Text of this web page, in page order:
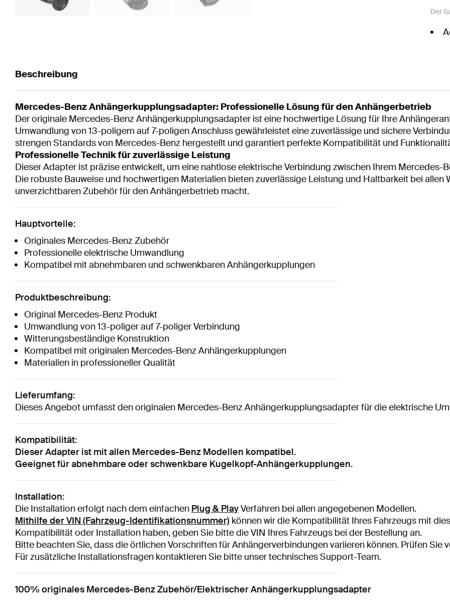
Der
Beschreibung
Mercedes-Benz Anhängerkupplungsadapter: Professionelle Lösung für den Anhängerbetrieb
Der originale Mercedes-Benz Anhängerkupplungsadapter ist eine hochwertige Lösung für Ihre
Umwandlung von 13-poligem auf 7-poligen Anschluss gewährleistet eine zuverlässige und sichere
strengen Standards von Mercedes-Benz hergestellt und garantiert perfekte Kompatibilität und
Professionelle Technik für zuverlässige Leistung
Dieser Adapter ist präzise entwickelt, um eine nahtlose elektrische Verbindung zwischen Ihrem Mercedes-
Die robuste Bauweise und hochwertigen Materialien bieten zuverlässige Leistung und Haltbarkeit bei allen
unverzichtbaren Zubehör für den Anhängerbetrieb macht.
Hauptvorteile:
Originales Mercedes-Benz Zubehör
Professionelle elektrische Umwandlung
Kompatibel mit abnehmbaren und schwenkbaren Anhängerkupplungen
Produktbeschreibung:
Original Mercedes-Benz Produkt
Umwandlung von 13-poliger auf 7-poliger Verbindung
Witterungsbeständige Konstruktion
Kompatibel mit originalen Mercedes-Benz Anhängerkupplungen
Materialien in professioneller Qualität
Lieferumfang:
Dieses Angebot umfasst den originalen Mercedes-Benz Anhängerkupplungsadapter für die elektrische
Kompatibilität:
Dieser Adapter ist mit allen Mercedes-Benz Modellen kompatibel.
Geeignet für abnehmbare oder schwenkbare Kugelkopf-Anhängerkupplungen.
Installation:
Die Installation erfolgt nach dem einfachen Plug & PlayVerfahren bei allen angegebenen Modellen.
Mithilfe der VIN (Fahrzeug-Identifikationsnummer) können wir die Kompatibilität Ihres Fahrzeugs mit
Kompatibilität oder Installation haben, geben Sie bitte die VIN Ihres Fahrzeugs bei der Bestellung an.
Bitte beachten Sie, dass die örtlichen Vorschriften für Anhängerverbindungen variieren können. Prüfen
Für zusätzliche Installationsfragen kontaktieren Sie bitte unser technisches Support-Team.
100% originales Mercedes-Benz Zubehör/Elektrischer Anhängerkupplungsadapter